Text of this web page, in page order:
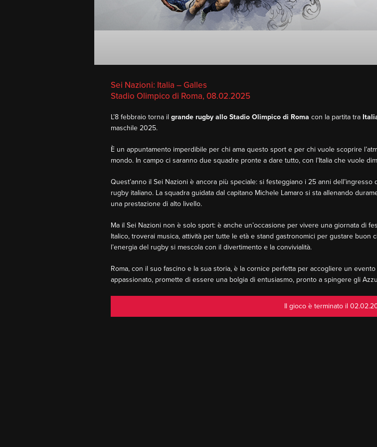
Sei Nazioni: Italia – Galles
Stadio Olimpico di Roma, 08.02.2025
L’8 febbraio torna il grande rugby allo Stadio Olimpico di Roma con la partita tra
maschile 2025.
È un appuntamento imperdibile per chi ama questo sport e per chi vuole scoprire
mondo. In campo ci saranno due squadre pronte a dare tutto, con l’Italia che vuole
Quest’anno il Sei Nazioni è ancora più speciale: si festeggiano i 25 anni
rugby italiano. La squadra guidata dal capitano Michele Lamaro si sta allenando
una prestazione di alto livello.
Ma il Sei Nazioni non è solo sport: è anche un’occasione per vivere una giornata di
Italico, troverai musica, attività per tutte le età e stand gastronomici per gustare buon
l’energia del rugby si mescola con il divertimento e la convivialità.
Roma, con il suo fascino e la sua storia, è la cornice perfetta per accogliere un
appassionato, promette di essere una bolgia di entusiasmo, pronto a spingere gli
Il gioco è terminato il